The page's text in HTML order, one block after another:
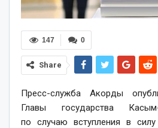
0
147
Share
Пресс-служба Акорды
Главы государства
по случаю вступления в